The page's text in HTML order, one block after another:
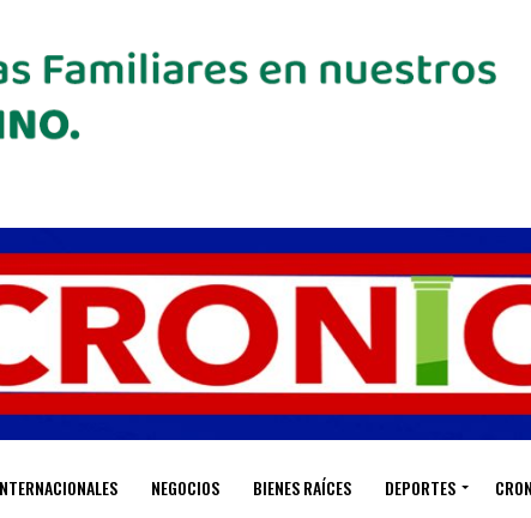
NEGOCIOS BIENES RAÍCES DEPORTES